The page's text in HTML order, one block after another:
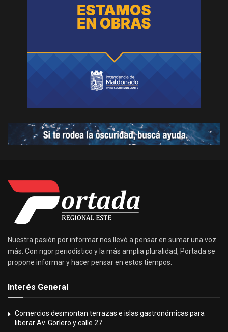
Nuestra pasión por informar nos llevó a pensar en sumar una voz
más. Con rigor periodístico y la más amplia pluralidad, Portada se
propone informar y hacer pensar en estos tiempos.
Interés General
Comercios desmontan terrazas e islas gastronómicas para
liberar Av. Gorlero y calle 27